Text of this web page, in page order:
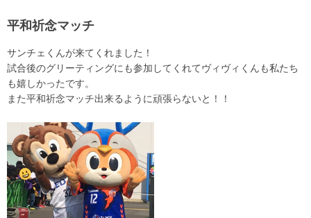
平和祈念マッチ
サンチェくんが来てくれました！
試合後のグリーティングにも参加してくれてヴィヴィくんも私たち
も嬉しかったです。
また平和祈念マッチ出来るように頑張らないと！！